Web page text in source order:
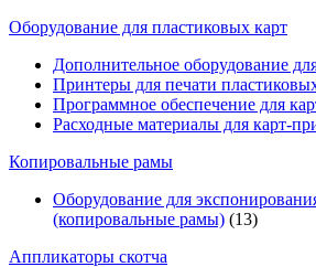
Оборудование для пластиковых карт
Дополнительное оборудование
Принтеры для печати
Программное обеспечение для
Расходные материалы для карт-
Копировальные рамы
Оборудование для
(копировальные рамы) (13)
Аппликаторы скотча